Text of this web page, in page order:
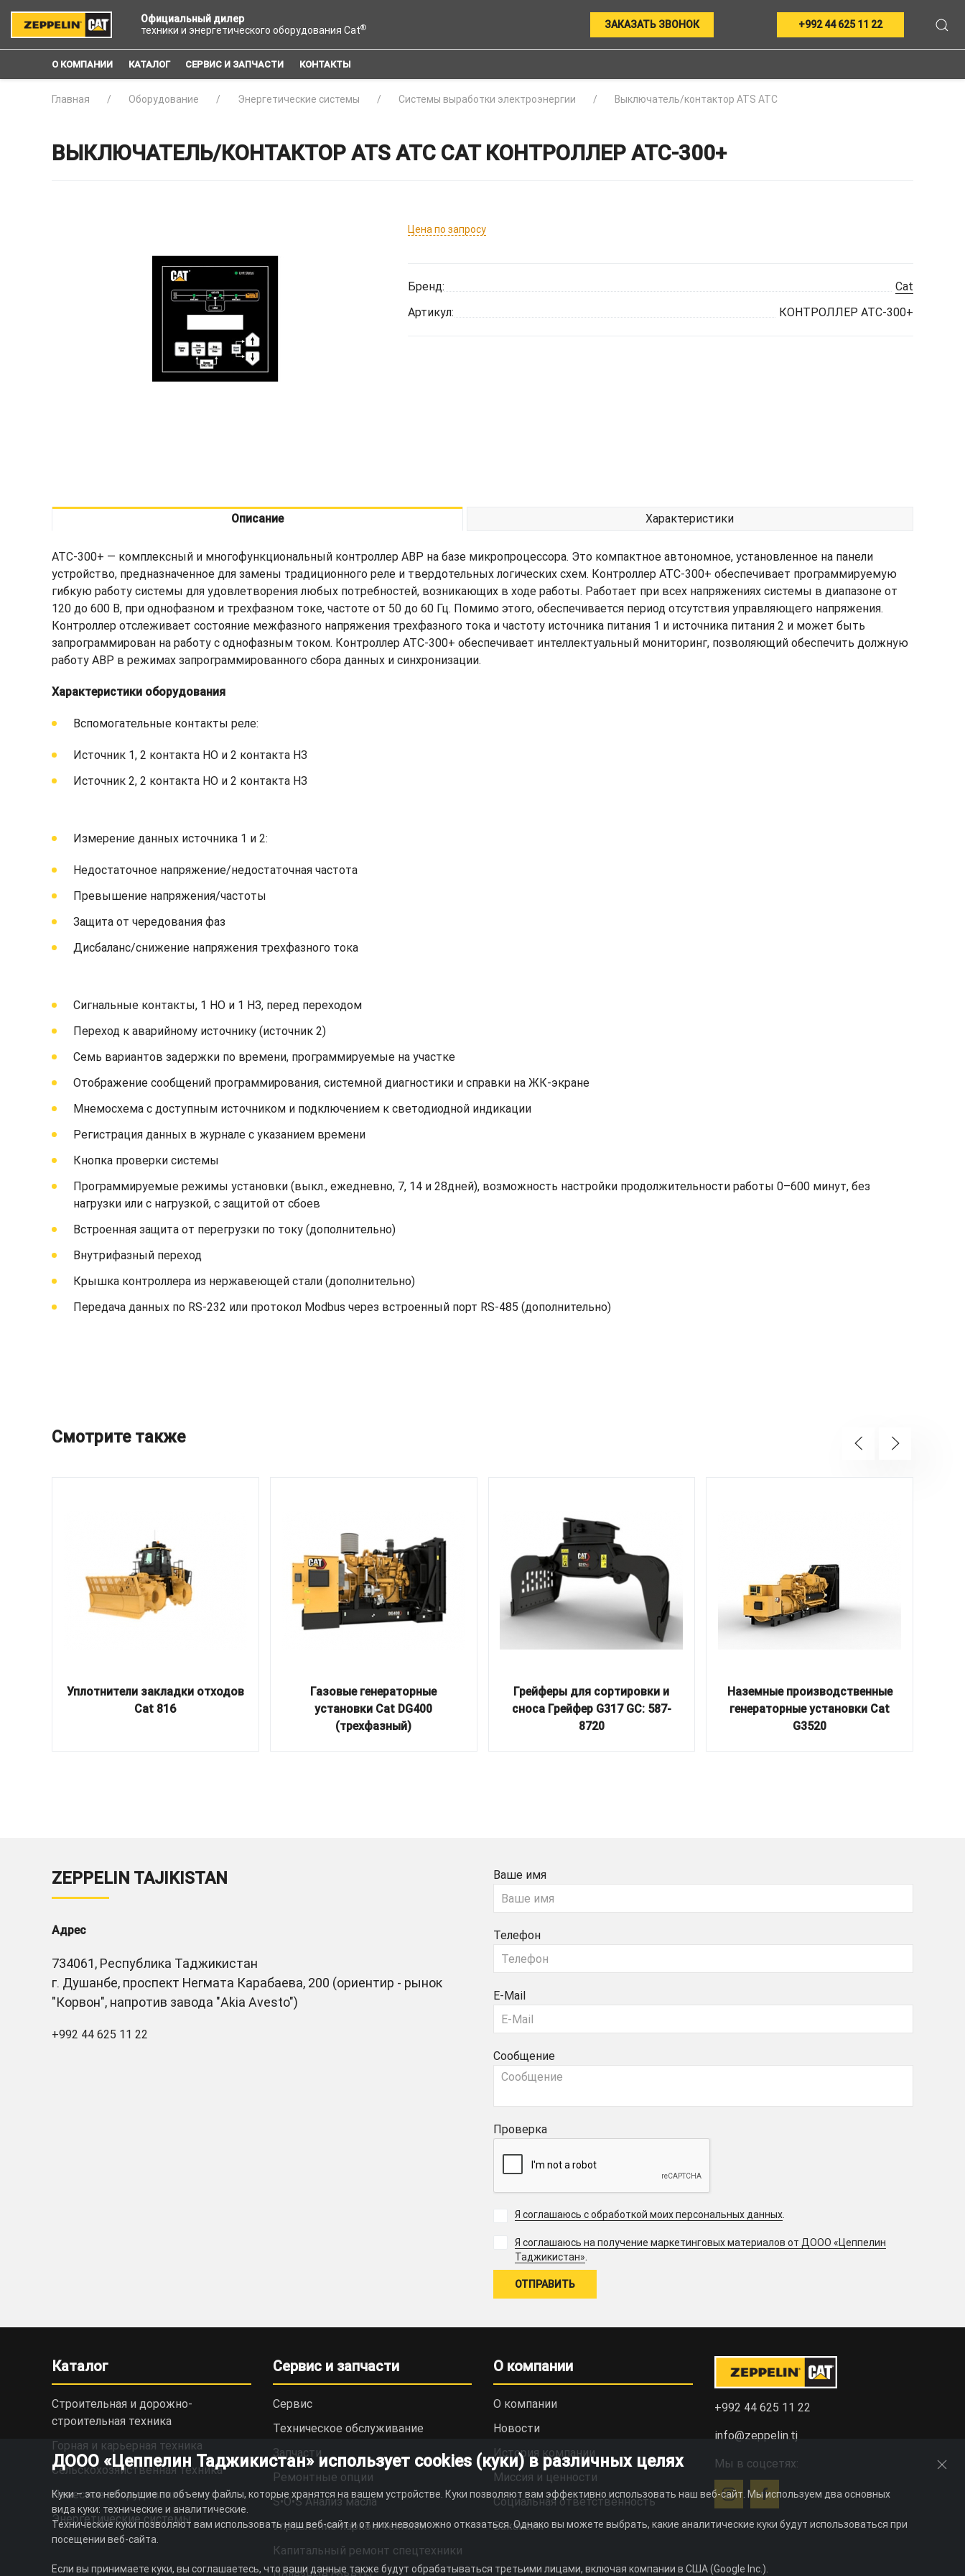
Официальный дилер
техники и энергетического оборудования Cat® ЗАКАЗАТЬ ЗВОНОК +992 44 625 11 22
О КОМПАНИИ КАТАЛОГ СЕРВИС И ЗАПЧАСТИ КОНТАКТЫ
Главная Оборудование Энергетические системы Системы выработки электроэнергии Выключатель/контактор ATS ATC
ВЫКЛЮЧАТЕЛЬ/КОНТАКТОР ATS ATC CAT КОНТРОЛЛЕР ATC-300+
Цена по запросу
Бренд:
Cat
Артикул:
КОНТРОЛЛЕР ATC-300+
Описание Характеристики
ATC-300+ — комплексный и многофункциональный контроллер АВР на базе микропроцессора. Это компактное автономное, установленное на панели
устройство, предназначенное для замены традиционного реле и твердотельных логических схем. Контроллер ATC-300+ обеспечивает программируемую
гибкую работу системы для удовлетворения любых потребностей, возникающих в ходе работы. Работает при всех напряжениях системы в диапазоне от
120 до 600 В, при однофазном и трехфазном токе, частоте от 50 до 60 Гц. Помимо этого, обеспечивается период отсутствия управляющего напряжения.
Контроллер отслеживает состояние межфазного напряжения трехфазного тока и частоту источника питания 1 и источника питания 2 и может быть
запрограммирован на работу с однофазным током. Контроллер ATC-300+ обеспечивает интеллектуальный мониторинг, позволяющий обеспечить должную
работу АВР в режимах запрограммированного сбора данных и синхронизации.
Характеристики оборудования
Вспомогательные контакты реле:
Источник 1, 2 контакта НО и 2 контакта НЗ
Источник 2, 2 контакта НО и 2 контакта НЗ
Измерение данных источника 1 и 2:
Недостаточное напряжение/недостаточная частота
Превышение напряжения/частоты
Защита от чередования фаз
Дисбаланс/снижение напряжения трехфазного тока
Сигнальные контакты, 1 НО и 1 НЗ, перед переходом
Переход к аварийному источнику (источник 2)
Семь вариантов задержки по времени, программируемые на участке
Отображение сообщений программирования, системной диагностики и справки на ЖК-экране
Мнемосхема с доступным источником и подключением к светодиодной индикации
Регистрация данных в журнале с указанием времени
Кнопка проверки системы
Программируемые режимы установки (выкл., ежедневно, 7, 14 и 28дней), возможность настройки продолжительности работы 0–600 минут, без
нагрузки или с нагрузкой, с защитой от сбоев
Встроенная защита от перегрузки по току (дополнительно)
Внутрифазный переход
Крышка контроллера из нержавеющей стали (дополнительно)
Передача данных по RS-232 или протокол Modbus через встроенный порт RS-485 (дополнительно)
Смотрите также
Уплотнители закладки отходов
Cat 816
Газовые генераторные
установки Cat DG400
(трехфазный)
Грейферы для сортировки и
сноса Грейфер G317 GC: 587-
8720
Наземные производственные
генераторные установки Cat
G3520
ZEPPELIN TAJIKISTAN
Адрес
734061, Республика Таджикистан
г. Душанбе, проспект Негмата Карабаева, 200 (ориентир - рынок
"Корвон", напротив завода "Akia Avesto")
+992 44 625 11 22
Ваше имя
Телефон
E-Mail
Сообщение
Проверка
Я соглашаюсь с обработкой моих персональных данных
Я соглашаюсь на получение маркетинговых материалов от ДООО «Цеппелин
Таджикистан».
Каталог
Строительная и дорожно-
cтроительная техника
Горная и карьерная техника
Сельскохозяйственная техника
Навесное оборудование
Энергетические системы
Сервис и запчасти
Сервис
Техническое обслуживание
Запчасти
Ремонтные опции
S•O•S Анализ масла
Управление парком техники
Капитальный ремонт спецтехники
О компании
О компании
Новости
История компании
Миссия и ценности
Социальная ответственность
Вакансии
+992 44 625 11 22
info@zeppelin.tj
Мы в соцсетях:
ДООО «Цеппелин Таджикистан» использует cookies (куки) в различных целях
Куки – это небольшие по объему файлы, которые хранятся на вашем устройстве. Куки позволяют вам эффективно использовать наш веб-сайт. Мы используем два основных
вида куки: технические и аналитические.
Технические куки позволяют вам использовать наш веб-сайт и от них невозможно отказаться. Однако вы можете выбрать, какие аналитические куки будут использоваться при
посещении веб-сайта.
Если вы принимаете куки, вы соглашаетесь, что ваши данные также будут обрабатываться третьими лицами, включая компании в США (Google Inc.).